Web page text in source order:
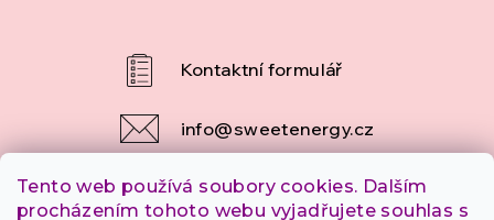
Tento web používá soubory cookies. Dalším
procházením tohoto webu vyjadřujete souhlas s
info@sweetenergy.cz
+420 607 253 790